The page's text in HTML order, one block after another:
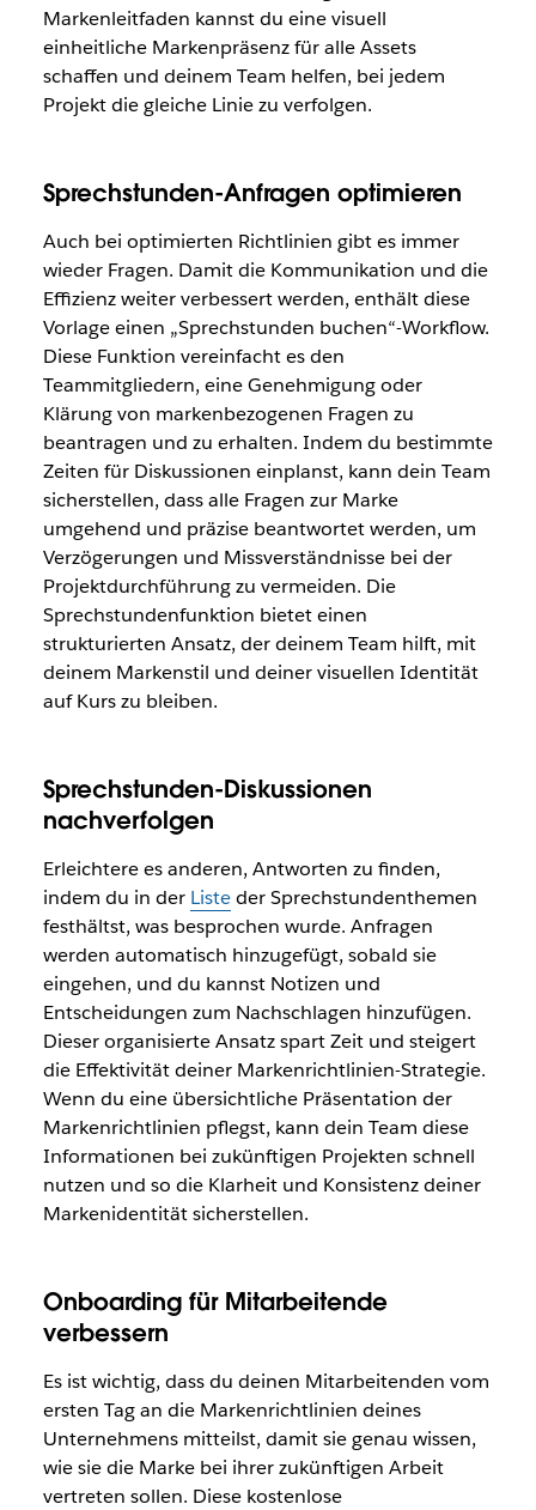
Markenleitfaden kannst du eine visuell
einheitliche Markenpräsenz für alle Assets
schaffen und deinem Team helfen, bei jedem
Projekt die gleiche Linie zu verfolgen.
Sprechstunden-Anfragen optimieren
Auch bei optimierten Richtlinien gibt es immer
wieder Fragen. Damit die Kommunikation und die
Effizienz weiter verbessert werden, enthält diese
Vorlage einen „Sprechstunden buchen“-Workflow.
Diese Funktion vereinfacht es den
Teammitgliedern, eine Genehmigung oder
Klärung von markenbezogenen Fragen zu
beantragen und zu erhalten. Indem du bestimmte
Zeiten für Diskussionen einplanst, kann dein Team
sicherstellen, dass alle Fragen zur Marke
umgehend und präzise beantwortet werden, um
Verzögerungen und Missverständnisse bei der
Projektdurchführung zu vermeiden. Die
Sprechstundenfunktion bietet einen
strukturierten Ansatz, der deinem Team hilft, mit
deinem Markenstil und deiner visuellen Identität
auf Kurs zu bleiben.
Sprechstunden-Diskussionen
nachverfolgen
Erleichtere es anderen, Antworten zu finden,
indem du in der Listeder Sprechstundenthemen
festhältst, was besprochen wurde. Anfragen
werden automatisch hinzugefügt, sobald sie
eingehen, und du kannst Notizen und
Entscheidungen zum Nachschlagen hinzufügen.
Dieser organisierte Ansatz spart Zeit und steigert
die Effektivität deiner Markenrichtlinien-Strategie.
Wenn du eine übersichtliche Präsentation der
Markenrichtlinien pflegst, kann dein Team diese
Informationen bei zukünftigen Projekten schnell
nutzen und so die Klarheit und Konsistenz deiner
Markenidentität sicherstellen.
Onboarding für Mitarbeitende
verbessern
Es ist wichtig, dass du deinen Mitarbeitenden vom
ersten Tag an die Markenrichtlinien deines
Unternehmens mitteilst, damit sie genau wissen,
wie sie die Marke bei ihrer zukünftigen Arbeit
vertreten sollen. Diese kostenlose